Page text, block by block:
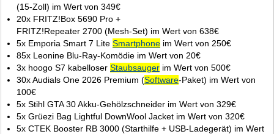
(15‑Zoll) im Wert von 349€
20x FRITZ!Box 5690 Pro +
FRITZ!Repeater 2700 (Mesh‑Set) im Wert von 638€
5x Emporia Smart 7 Lite Smartphone im Wert von 250€
85x Leonine Blu‑Ray‑Komödie im Wert von 20€
3x hoogo S7 kabelloser Staubsauger im Wert von 500€
30x Audials One 2026 Premium (Software‑Paket) im Wert von
100€
5x Stihl GTA 30 Akku‑Gehölzschneider im Wert von 329€
5x Grüezi Bag Lightful DownWool Jacket im Wert von 320€
5x CTEK Booster RB 3000 (Starthilfe + USB‑Ladegerät) im Wert